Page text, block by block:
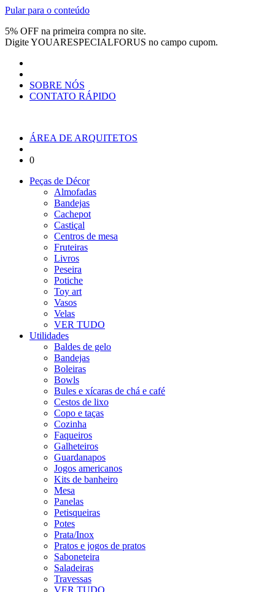
Pular para o conteúdo
5% OFF na primeira compra no site.
DigiteYOUARESPECIALFORUS no campo cupom.
SOBRE NÓS
CONTATO RÁPIDO
ÁREA DE ARQUITETOS
0
Peças de Décor
Almofadas
Bandejas
Cachepot
Castiçal
Centros de mesa
Fruteiras
Livros
Peseira
Potiche
Toy art
Vasos
Velas
VER TUDO
Utilidades
Baldes de gelo
Bandejas
Boleiras
Bowls
Bules e xícaras de chá e café
Cestos de lixo
Copo e taças
Cozinha
Faqueiros
Galheteiros
Guardanapos
Jogos americanos
Kits de banheiro
Mesa
Panelas
Petisqueiras
Potes
Prata/Inox
Pratos e jogos de pratos
Saboneteira
Saladeiras
Travessas
VER TUDO